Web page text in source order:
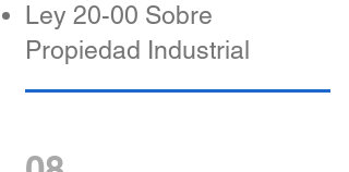
Ley 20-00 Sobre
Propiedad Industrial